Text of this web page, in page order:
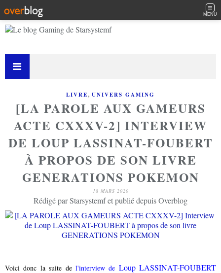
MENU
LIVRE, UNIVERS GAMING
[LA PAROLE AUX GAMEURS
ACTE CXXXV-2] INTERVIEW
DE LOUP LASSINAT-FOUBERT
À PROPOS DE SON LIVRE
GENERATIONS POKEMON
18 MARS 2020
Rédigé par Starsystemf et publié depuis Overblog
Voici donc la suite de l'interview de Loup LASSINAT-FOUBERT